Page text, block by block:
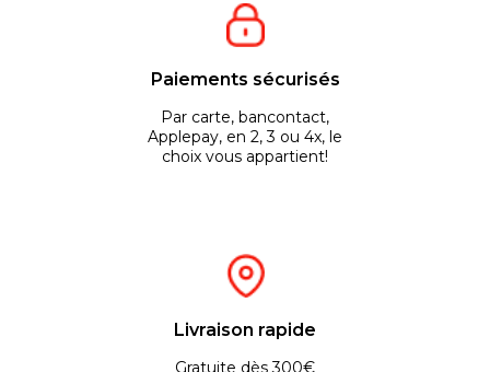
Paiements sécurisés
Par carte, bancontact,
Applepay, en 2, 3 ou 4x, le
choix vous appartient!
Livraison rapide
Gratuite dès 300€